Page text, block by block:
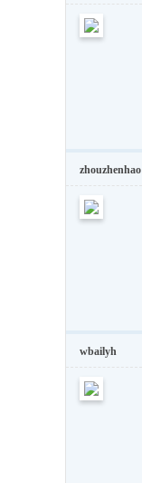
zhouzhenhao
wbailyh